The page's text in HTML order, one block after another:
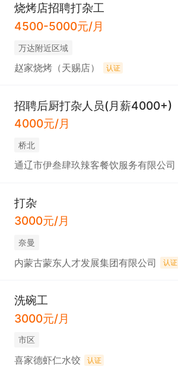
烧烤店招聘打杂工
4500-5000元/月
万达附近区域
赵家烧烤（天赐店） 认证
招聘后厨打杂人员(月薪4000+)
4000元/月
桥北
通辽市伊叁肆玖辣客餐饮服务有限公司
打杂
3000元/月
奈曼
内蒙古蒙东人才发展集团有限公司 认证
洗碗工
3000元/月
市区
喜家德虾仁水饺 认证